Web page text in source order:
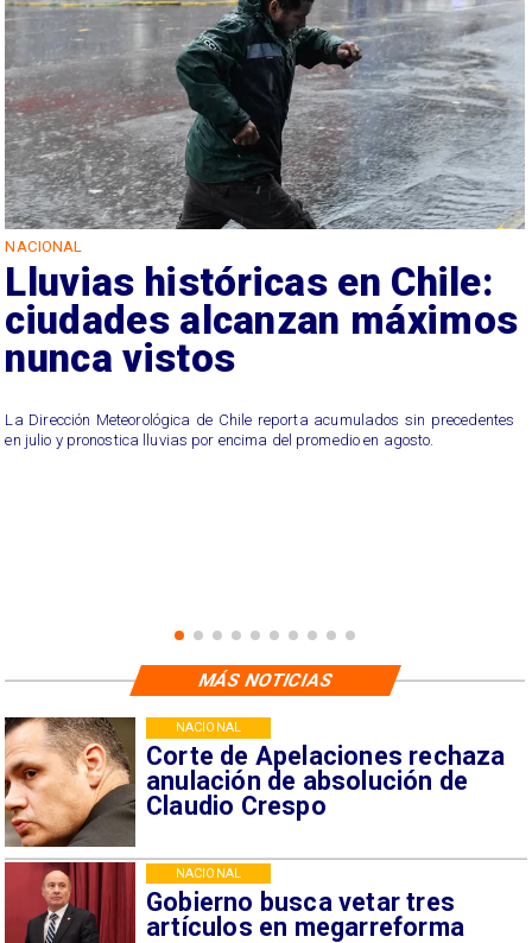
NACIONAL
Lluvias históricas en Chile:
ciudades alcanzan máximos
nunca vistos
La Dirección Meteorológica de Chile reporta acumulados sin precedentes
en julio y pronostica lluvias por encima del promedio en agosto.
Corte de Apelaciones rechaza
anulación de absolución de
Claudio Crespo
NACIONAL
Gobierno busca vetar tres
artículos en megarreforma
NACIONAL
MÁS NOTICIAS